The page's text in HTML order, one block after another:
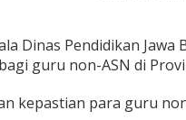
Dinas Pendidikan Jawa
guru non-ASN di
kepastian para guru